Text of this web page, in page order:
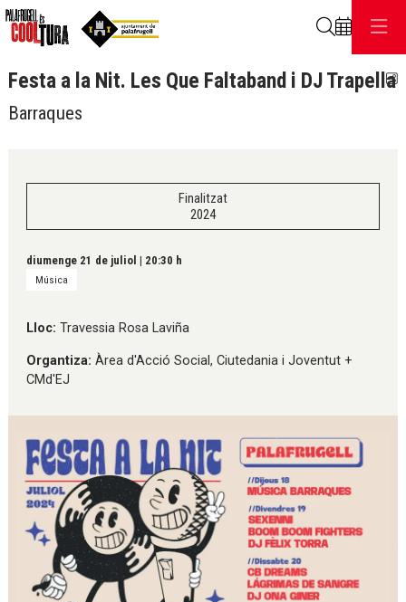
Festa a la Nit. Les Que Faltaband i DJ Trapella
Barraques
Finalitzat
2024
diumenge 21 de juliol | 20:30 h
Música
Lloc: Travessia Rosa Laviña
Organtiza: Àrea d'Acció Social, Ciutedania i Joventut +
CMd'EJ